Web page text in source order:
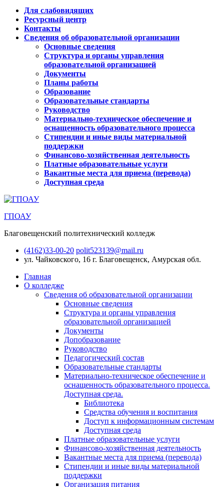
Для слабовидящих
Ресурсный центр
Контакты
Сведения об образовательной организации
Основные сведения
Структура и органы управления
образовательной организацией
Документы
Планы работы
Образование
Образовательные стандарты
Руководство
Материально-техническое обеспечение и
оснащенность образовательного процесса
Стипендии и иные виды материальной
поддержки
Финансово-хозяйственная деятельность
Платные образовательные услуги
Вакантные места для приема (перевода)
Доступная среда
ГПОАУ
Благовещенский политехнический колледж
(4162)33-00-20 polit523139@mail.ru
ул. Чайковского, 16 г. Благовещенск, Амурская обл.
Главная
О колледже
Сведения об образовательной организации
Основные сведения
Структура и органы управления
образовательной организацией
Документы
Допобразование
Руководство
Педагогический состав
Образовательные стандарты
Материально-техническое обеспечение и
оснащенность образовательного процесса.
Доступная среда.
Библиотека
Средства обучения и воспитания
Доступ к информационным системам
Доступная среда
Платные образовательные услуги
Финансово-хозяйственная деятельность
Вакантные места для приема (перевода)
Стипендии и иные виды материальной
поддержки
Организация питания